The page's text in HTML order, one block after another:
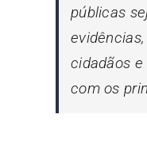
públicas
cidadãos
com os